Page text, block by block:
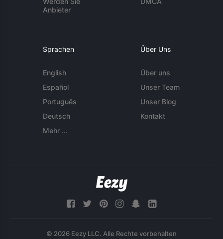
Anbieter
Sprachen
English
Español
Português
Deutsch
Mehr ...
Über Uns
Über uns
Unser Team
Unser Blog
Kontakt
© 2026 Eezy LLC. Alle Rechte vorbehalten